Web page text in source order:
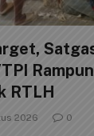
RTLH
2026 0